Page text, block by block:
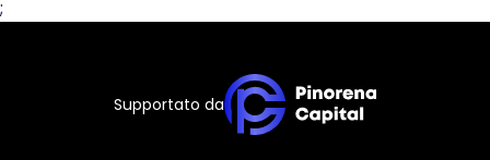
;
Supportato da